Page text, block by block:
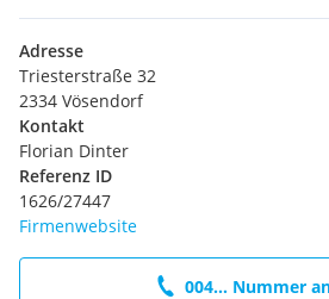
Adresse
Triesterstraße 32
2334 Vösendorf
Kontakt
Florian Dinter
Referenz ID
1626/27447
Firmenwebsite
004... Nummer